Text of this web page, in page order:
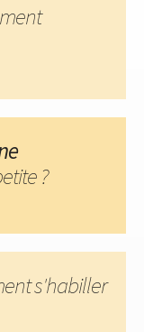
?
s'habiller